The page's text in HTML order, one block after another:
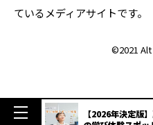
ているメディアサイトです。
©2021
度抜群
【2026年決定版